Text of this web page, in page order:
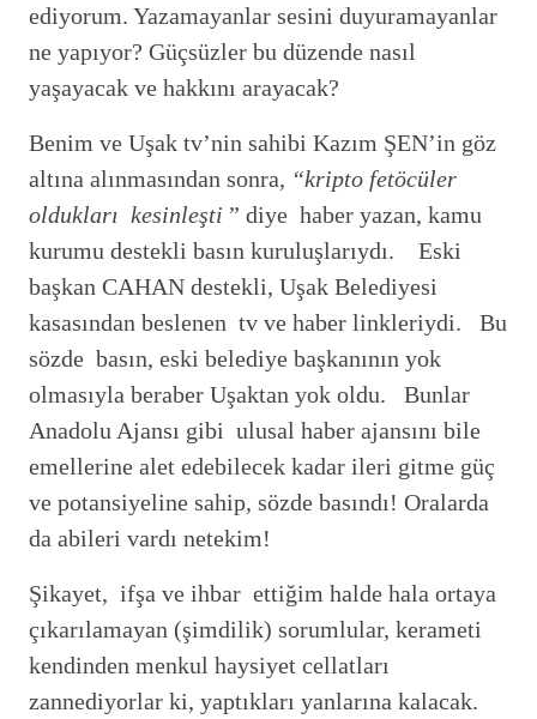
ediyorum. Yazamayanlar sesini duyuramayanlar
ne yapıyor? Güçsüzler bu düzende nasıl
yaşayacak ve hakkını arayacak?
Benim ve Uşak tv’nin sahibi Kazım ŞEN’in göz
altına alınmasından sonra, “kripto fetöcüler
oldukları kesinleşti ” diye haber yazan, kamu
kurumu destekli basın kuruluşlarıydı. Eski
başkan CAHAN destekli, Uşak Belediyesi
kasasından beslenen tv ve haber linkleriydi. Bu
sözde basın, eski belediye başkanının yok
olmasıyla beraber Uşaktan yok oldu. Bunlar
Anadolu Ajansı gibi ulusal haber ajansını bile
emellerine alet edebilecek kadar ileri gitme güç
ve potansiyeline sahip, sözde basındı! Oralarda
da abileri vardı netekim!
Şikayet, ifşa ve ihbar ettiğim halde hala ortaya
çıkarılamayan (şimdilik) sorumlular, kerameti
kendinden menkul haysiyet cellatları
zannediyorlar ki, yaptıkları yanlarına kalacak.